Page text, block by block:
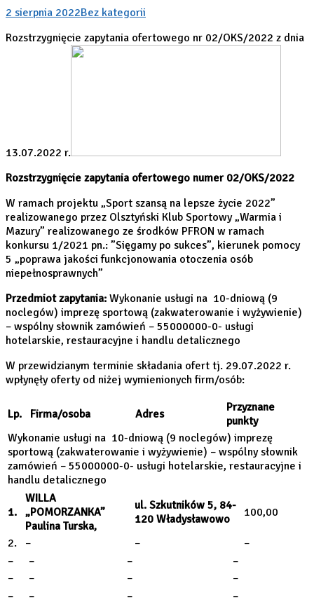
2 sierpnia 2022Bez kategorii
Rozstrzygnięcie zapytania ofertowego nr 02/OKS/2022 z dnia
13.07.2022 r.
Rozstrzygnięcie zapytania ofertowego numer 02/OKS/2022
W ramach projektu „Sport szansą na lepsze życie 2022”
realizowanego przez Olsztyński Klub Sportowy „Warmia i
Mazury” realizowanego ze środków PFRON w ramach
konkursu 1/2021 pn.: ”Sięgamy po sukces”, kierunek pomocy
5 „poprawa jakości funkcjonowania otoczenia osób
niepełnosprawnych”
Przedmiot zapytania: Wykonanie usługi na 10-dniową (9
noclegów) imprezę sportową (zakwaterowanie i wyżywienie)
– wspólny słownik zamówień – 55000000-0- usługi
hotelarskie, restauracyjne i handlu detalicznego
W przewidzianym terminie składania ofert tj. 29.07.2022 r.
wpłynęły oferty od niżej wymienionych firm/osób:
Lp. Firma/osoba Adres
Przyznane
punkty
Wykonanie usługi na 10-dniową (9 noclegów) imprezę
sportową (zakwaterowanie i wyżywienie) – wspólny słownik
zamówień – 55000000-0- usługi hotelarskie, restauracyjne i
handlu detalicznego
1.
WILLA
„POMORZANKA”
Paulina Turska,
ul. Szkutników 5, 84-
120 Władysławowo
100,00
2. – –
–
–
– –
–
–
– –
–
–
– –
–